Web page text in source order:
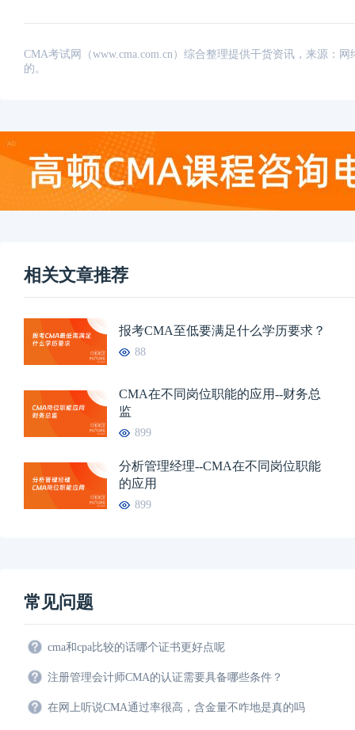
CMA考试网（www.cma.com.cn）综合整理提供干货资讯，来源：
的。
相关文章推荐
报考CMA至低要满足什么学历要求？
88
CMA在不同岗位职能的应用--财务总
监
899
分析管理经理--CMA在不同岗位职能
的应用
899
常见问题
cma和cpa比较的话哪个证书更好点呢
注册管理会计师CMA的认证需要具备哪些条件？
在网上听说CMA通过率很高，含金量不咋地是真的吗